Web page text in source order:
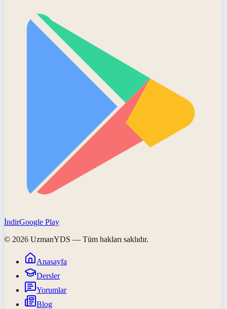
İndirGoogle Play
© 2026 UzmanYDS — Tüm hakları saklıdır.
Anasayfa
Dersler
Yorumlar
Blog